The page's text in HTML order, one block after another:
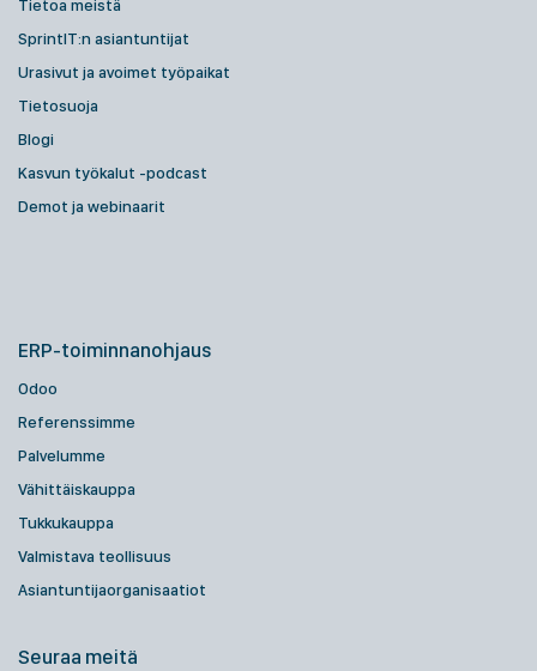
Tietoa meistä
SprintIT:n asiantuntijat
Urasivut ja avoimet työpaikat
Tietosuoja
Blogi
Kasvun työkalut -podcast
Demot ja webinaarit
ERP-toiminnanohjaus
Odoo
Referenssimme
Palvelumme
Vähittäiskauppa
Tukkukauppa
Valmistava teollisuus
Asiantuntijaorganisaatiot
Seuraa meitä